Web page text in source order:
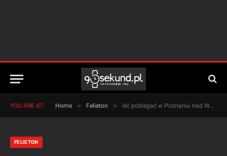
YOU ARE AT: Home » Felieton » Iść pobiegać w Poznaniu nad Wartę i się WKURWIĆ!
FELIETON